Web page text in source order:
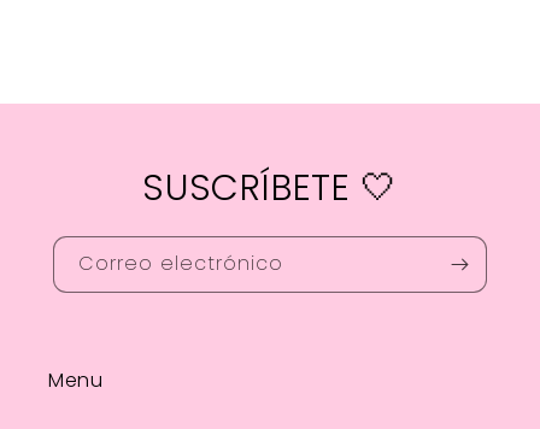
SUSCRÍBETE 🤍
Correo electrónico
Menu